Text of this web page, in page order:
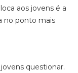
aos jovens é a
no ponto mais
questionar.